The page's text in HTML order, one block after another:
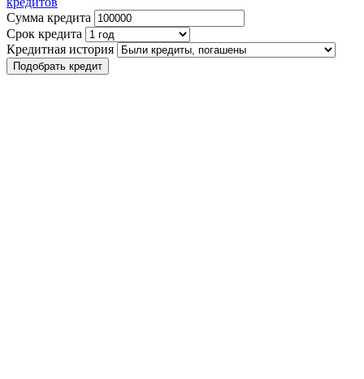
Сумма кредита
Срок кредита
Кредитная история
Подобрать кредит